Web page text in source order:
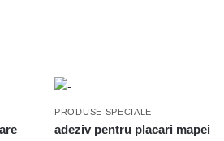
PRODUSE SPECIALE
adeziv pentru placari mapei